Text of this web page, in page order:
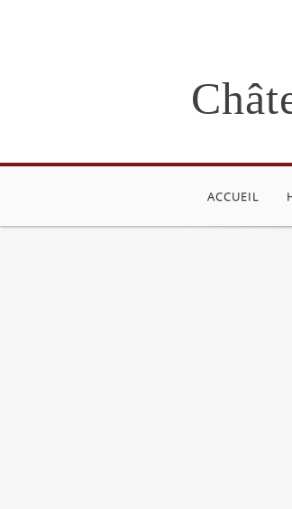
ACCUEIL